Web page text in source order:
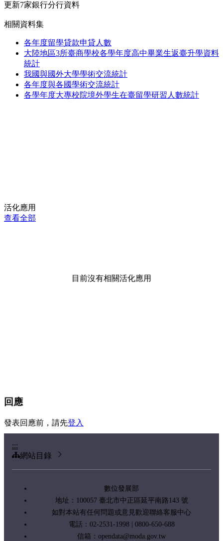
更新7家銀行分行資料
相關資料集
各年度留學貸款申貸人數
大陸地區3所臺商學校各學年度高中畢業生返臺升學資料
統計
我國與國外大學學術交流統計
各年度與各國學術交流統計
各學年度大專校院境外學生在臺留學研習人數統計
活化應用
查看全部
目前沒有相關活化應用
回應
發表回應前，請先登入
:::
網站目錄
數位發展部
地址：100057 臺北市中正區延平南路143 號
如對本站有任何問題或意見歡迎聯絡客服中心
電話：02-2531-1998 | 0800-650-688
信箱： opendata@moda.gov.tw